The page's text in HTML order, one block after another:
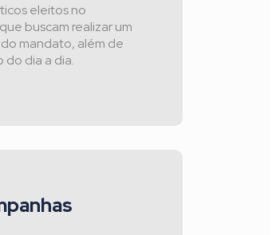
eleitos no
buscam realizar um
mandato, além de
dia a dia.